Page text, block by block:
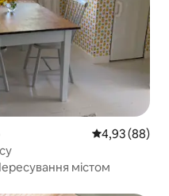
Середня
4,93 (88)
містом